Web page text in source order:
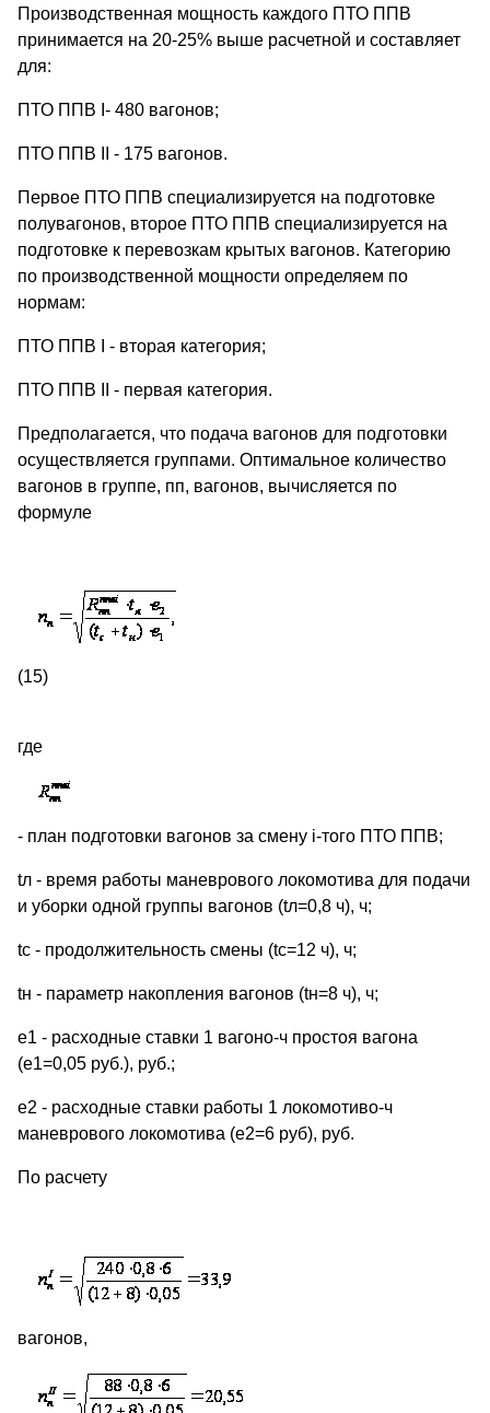
Производственная мощность каждого ПТО ППВ
принимается на 20-25% выше расчетной и составляет
для:
ПТО ППВ I- 480 вагонов;
ПТО ППВ II - 175 вагонов.
Первое ПТО ППВ специализируется на подготовке
полувагонов, второе ПТО ППВ специализируется на
подготовке к перевозкам крытых вагонов. Категорию
по производственной мощности определяем по
нормам:
ПТО ППВ I - вторая категория;
ПТО ППВ II - первая категория.
Предполагается, что подача вагонов для подготовки
осуществляется группами. Оптимальное количество
вагонов в группе, пп, вагонов, вычисляется по
формуле
(15)
где
- план подготовки вагонов за смену i-того ПТО ППВ;
tл - время работы маневрового локомотива для подачи
и уборки одной группы вагонов (tл=0,8 ч), ч;
tс - продолжительность смены (tс=12 ч), ч;
tн - параметр накопления вагонов (tн=8 ч), ч;
е1 - расходные ставки 1 вагоно-ч простоя вагона
(е1=0,05 руб.), руб.;
е2 - расходные ставки работы 1 локомотиво-ч
маневрового локомотива (е2=6 руб), руб.
По расчету
вагонов,